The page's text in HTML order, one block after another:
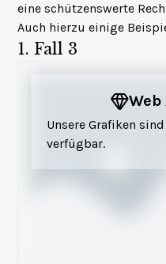
eine schützenswerte
Auch hierzu einige
1. Fall 3
Web
Unsere Grafiken
verfügbar.